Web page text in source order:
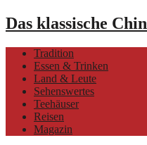
Das klassische
Tradition
Essen & Trinken
Land & Leute
Sehenswertes
Teehäuser
Reisen
Magazin